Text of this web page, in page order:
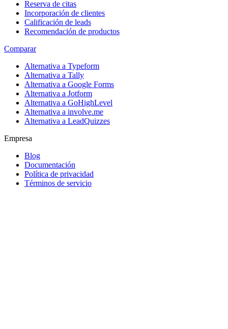
Reserva de citas
Incorporación de clientes
Calificación de leads
Recomendación de productos
Comparar
Alternativa a Typeform
Alternativa a Tally
Alternativa a Google Forms
Alternativa a Jotform
Alternativa a GoHighLevel
Alternativa a involve.me
Alternativa a LeadQuizzes
Empresa
Blog
Documentación
Política de privacidad
Términos de servicio